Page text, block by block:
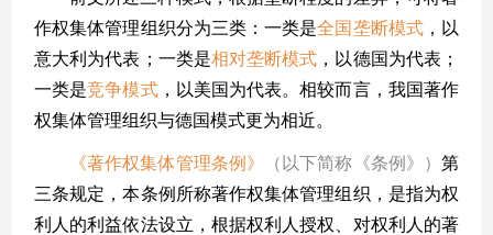
作权集体管理组织分为三类：一类是全国垄断模式，以
意大利为代表；一类是相对垄断模式 ，以德国为代表；
一类是竞争模式，以美国为代表。相较而言，我国著作
权集体管理组织与德国模式更为相近。
《著作权集体管理条例》 （以下简称《条例》）第
三条规定，本条例所称著作权集体管理组织，是指为权
利人的利益依法设立，根据权利人授权、对权利人的著